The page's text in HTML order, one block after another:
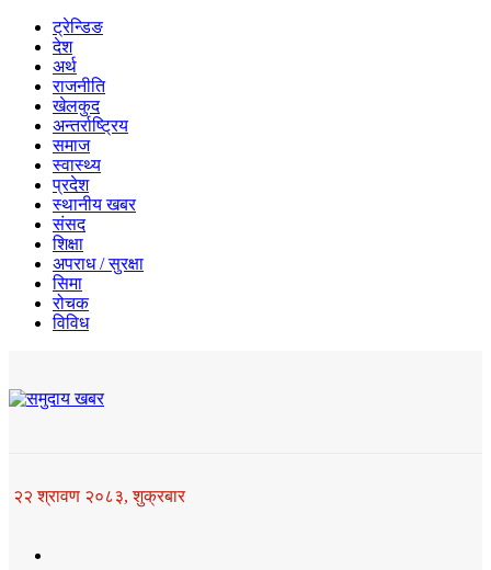
ट्रेन्डिङ
देश
अर्थ
राजनीति
खेलकुद
अन्तर्राष्ट्रिय
समाज
स्वास्थ्य
प्रदेश
स्थानीय खबर
संसद
शिक्षा
अपराध / सुरक्षा
सिमा
रोचक
विविध
२२ श्रावण २०८३, शुक्रबार